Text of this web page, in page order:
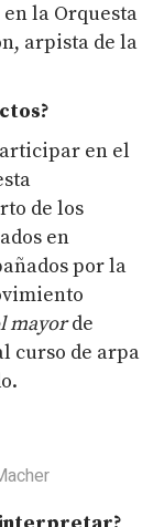
la Orquesta
arpista de la
en el
de los
en
por la
mayorde
curso de arpa